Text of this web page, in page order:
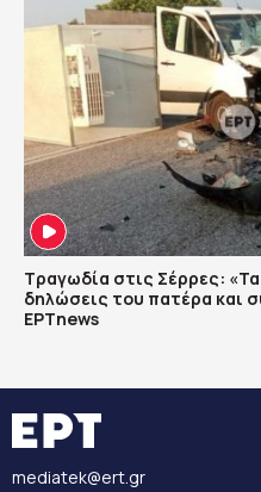
Τραγωδία στις Σέρρες:
δηλώσεις του πατέρα και
ΕΡΤnews
mediatek@ert.gr